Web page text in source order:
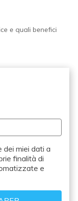
e quali benefici
dei miei dati a
finalità di
e